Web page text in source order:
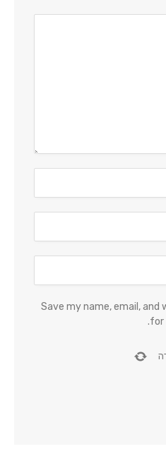
Save my name, email, and
for